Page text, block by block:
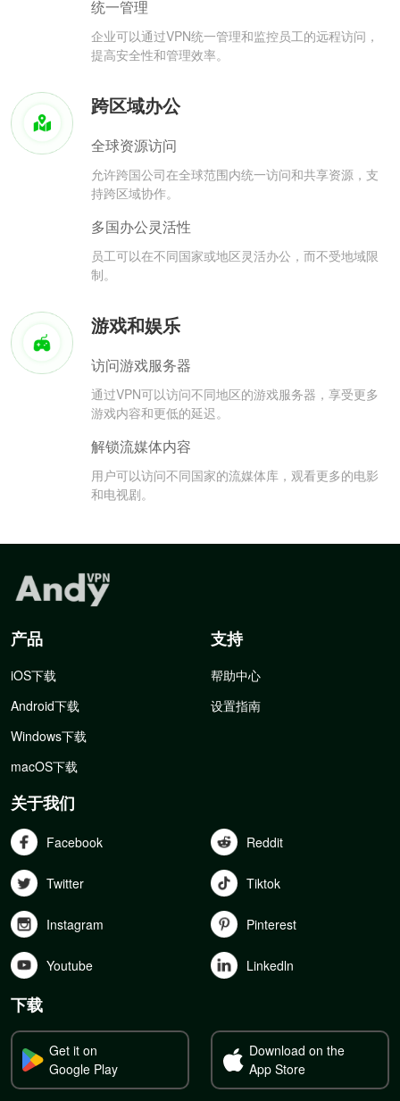
统一管理
企业可以通过VPN统一管理和监控员工的远程访问，
提高安全性和管理效率。
跨区域办公
全球资源访问
允许跨国公司在全球范围内统一访问和共享资源，支
持跨区域协作。
多国办公灵活性
员工可以在不同国家或地区灵活办公，而不受地域限
制。
游戏和娱乐
访问游戏服务器
通过VPN可以访问不同地区的游戏服务器，享受更多
游戏内容和更低的延迟。
解锁流媒体内容
用户可以访问不同国家的流媒体库，观看更多的电影
和电视剧。
产品
iOS下载
Android下载
Windows下载
macOS下载
支持
帮助中心
设置指南
关于我们
Facebook Reddit
Twitter Tiktok
Instagram Pinterest
Youtube Linkedln
下载
Get it on
Google Play
Download on the
App Store